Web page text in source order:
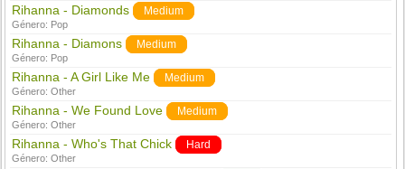
Rihanna - Diamonds Medium
Género: Pop
Rihanna - Diamons Medium
Género: Pop
Rihanna - A Girl Like Me Medium
Género:Other
Rihanna - We Found Love Medium
Género:Other
Rihanna - Who's That Chick Hard
Género:Other